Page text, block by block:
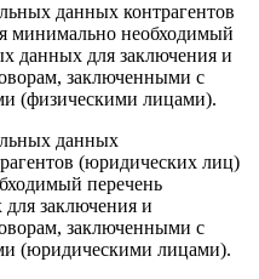
данных контрагентов
минимально необходимый
данных для заключения и
заключенными с
(физическими лицами).
данных
(юридических лиц)
перечень
заключения и
заключенными с
(юридическими лицами).